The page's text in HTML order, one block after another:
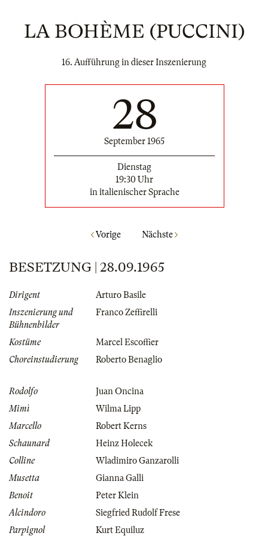
LA BOHÈME (PUCCINI)
16. Aufführung in dieser Inszenierung
28
September 1965
Dienstag
19:30 Uhr
in italienischer Sprache
Vorige Nächste
BESETZUNG | 28.09.1965
Dirigent
Arturo Basile
Inszenierung und
Bühnenbilder
Franco Zeffirelli
Kostüme
Marcel Escoffier
Choreinstudierung
Roberto Benaglio
Rodolfo
Juan Oncina
Mimì
Wilma Lipp
Marcello
Robert Kerns
Schaunard
Heinz Holecek
Colline
Wladimiro Ganzarolli
Musetta
Gianna Galli
Benoit
Peter Klein
Alcindoro
Siegfried Rudolf Frese
Parpignol
Kurt Equiluz